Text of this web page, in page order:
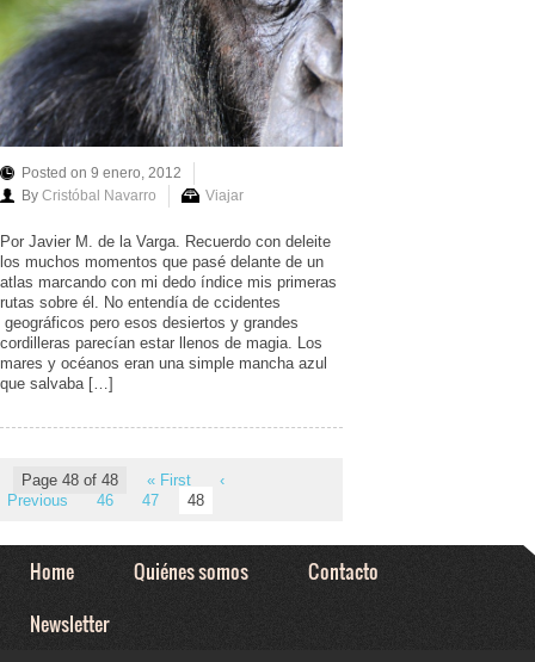
Posted on 9 enero, 2012
By Cristóbal Navarro Viajar
Por Javier M. de la Varga. Recuerdo con deleite
los muchos momentos que pasé delante de un
atlas marcando con mi dedo índice mis primeras
rutas sobre él. No entendía de ccidentes
geográficos pero esos desiertos y grandes
cordilleras parecían estar llenos de magia. Los
mares y océanos eran una simple mancha azul
que salvaba […]
Page 48 of 48 « First
‹
Previous
46 47 48
Home Quiénes somos
Contacto
Newsletter